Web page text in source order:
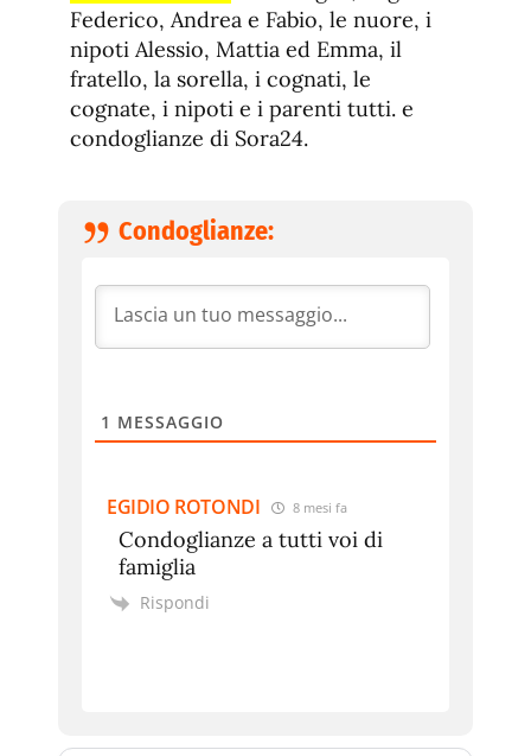
Federico, Andrea e Fabio, le nuore, i
nipoti Alessio, Mattia ed Emma, il
fratello, la sorella, i cognati, le
cognate, i nipoti e i parenti tutti. e
condoglianze di Sora24.
Condoglianze:
1 MESSAGGIO
EGIDIO ROTONDI 8 mesi fa
Condoglianze a tutti voi di
famiglia
Rispondi